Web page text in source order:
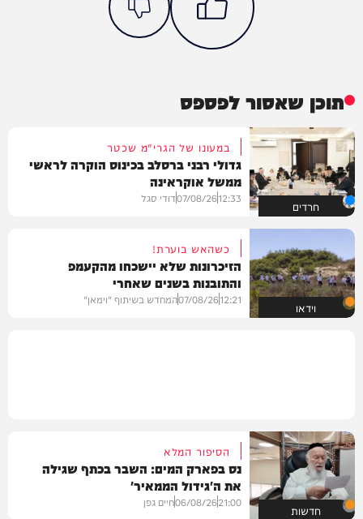
תוכן שאסור לפספס
חרדים
במעונו של הגרי"מ שכטר
גדולי רבני ברסלב בכינוס הוקרה לראשי
ממשל אוקראינה
12:33
07/08/26דודי סגל
וידאו
כשהאש בוערת!
הזיכרונות שלא יישכחו מהקעמפ
והתובנות בשנים שאחרי
12:21
07/08/26המחדש בשיתוף "וימאן"
חדשות
הסיפור המלא
נס בפארק המים: השבר בכתף שגילה
את ה'גידול הממאיר'
21:00
06/08/26חיים גפן